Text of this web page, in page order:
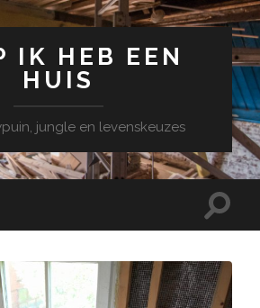
IK HEB EEN
HUIS
jungle en levenskeuzes